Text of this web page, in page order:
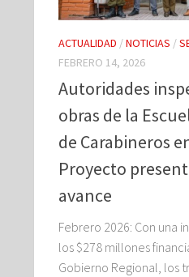
ACTUALIDAD /NOTICIAS /
FEBRERO 14, 2026
Autoridades
obras de la
de Carabineros
Proyecto
avance
Febrero 2026: Con una
los $278 millones
Gobierno Regional, los